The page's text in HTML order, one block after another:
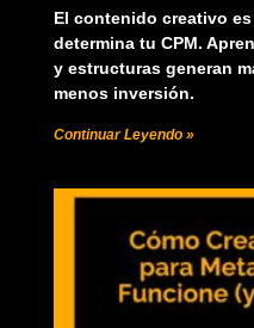
El contenido creativo
determina tu CPM.
y estructuras generan
menos inversión.
Continuar Leyendo »